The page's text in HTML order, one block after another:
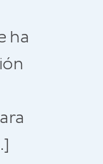
ha